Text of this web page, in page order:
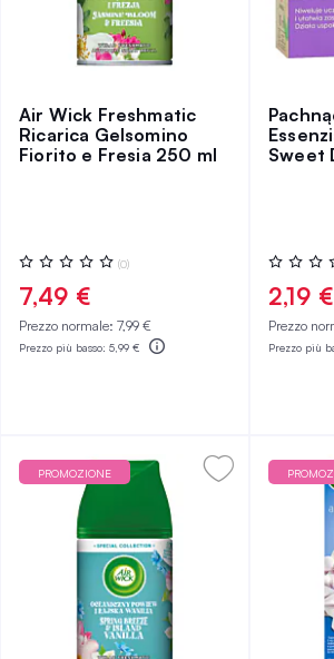
Air Wick Freshmatic
Ricarica Gelsomino
Fiorito e Fresia 250 ml
Valutazione:
0%
(0)
7,49 €
Prezzo normale: 7,99 €
Prezzo più basso: 5,99 €
Sweet
0%
2,19 €
Prezzo
Prezzo più
PROMOZIONE